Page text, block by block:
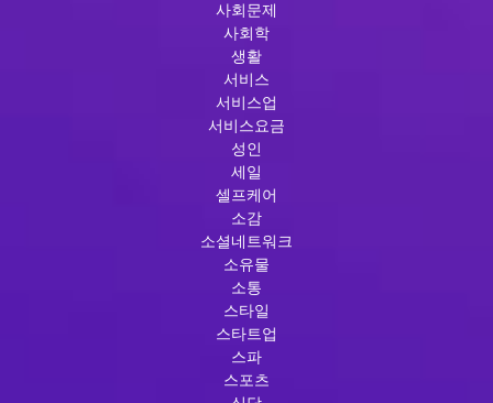
사회문제
사회학
생활
서비스
서비스업
서비스요금
성인
세일
셀프케어
소감
소셜네트워크
소유물
소통
스타일
스타트업
스파
스포츠